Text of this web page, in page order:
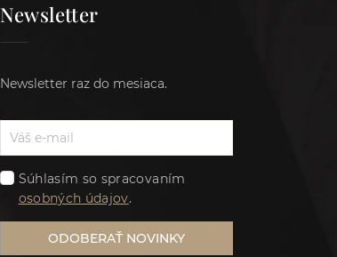
Newsletter
Newsletter raz do mesiaca.
Súhlasím so spracovaním
osobných údajov.
ODOBERAŤ NOVINKY